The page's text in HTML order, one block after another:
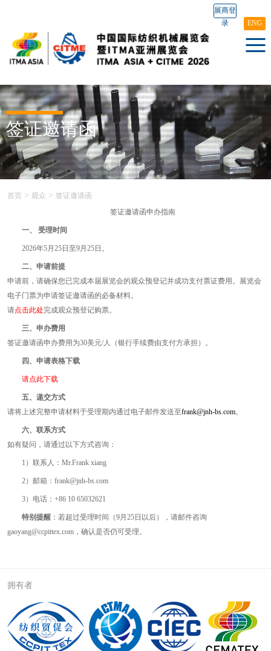
展商登
录
ENG
签证邀请函
首页 > 观众 > 签证邀请函
签证邀请函申办指南
一、 受理时间
2026年5月25日至9月25日。
二、申请前提
申请前，请确保您已完成本届展览会的观众预登记并成功支付票证费用。展览会
电子门票为申请签证邀请函的必备材料。
请点击此处完成观众预登记购票。
三、申办费用
签证邀请函申办费用为30美元/人（银行手续费由支付方承担）。
四、申请表格下载
请点此下载
五、递交方式
请将上述完整申请材料于受理期内通过电子邮件发送至frank@jnh-bs.com。
六、联系方式
如有疑问，请通过以下方式咨询：
1）联系人：Mr.Frank xiang
2）邮箱：frank@jnh-bs.com
3）电话：+86 10 65032621
特别提醒 ：若超过受理时间（9月25日以后），请邮件咨询
gaoyang@ccpittex.com，确认是否仍可受理。
拥有者